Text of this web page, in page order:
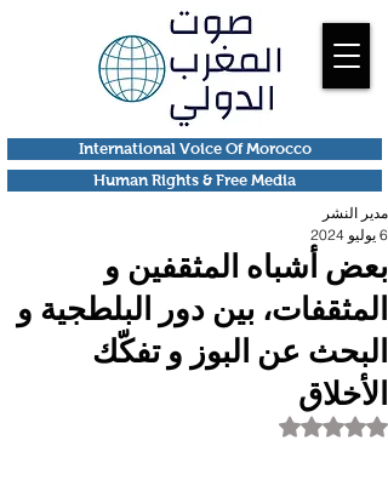
Human Rights & Free Media
International Voice Of Morocco
بعض أشباه المثقفين و
المثقفات، بين دور البلطجية و
البحث عن البوز و تفكّك
الأخلاق
مدير النشر
6 يوليو 2024
تم التقييم بـ ليس رقمًا من أصل 5 نجوم.